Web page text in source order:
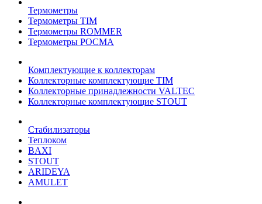
Термометры
Термометры TIM
Термометры ROMMER
Термометры РОСМА
Комплектующие к коллекторам
Коллекторные комплектующие TIM
Коллекторные принадлежности VALTEC
Коллекторные комплектующие STOUT
Стабилизаторы
Теплоком
BAXI
STOUT
ARIDEYA
AMULET